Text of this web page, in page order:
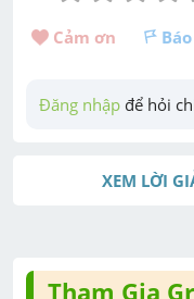
Cảm ơn
Đăng nhập để hỏi
XEM LỜI
Tham Gia